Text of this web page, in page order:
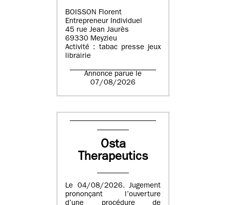
BOISSON Florent
Entrepreneur Individuel
45 rue Jean Jaurès
69330 Meyzieu
Activité : tabac presse jeux
librairie
Annonce parue le
07/08/2026
Osta
Therapeutics
Le 04/08/2026. Jugement
prononçant l’ouverture